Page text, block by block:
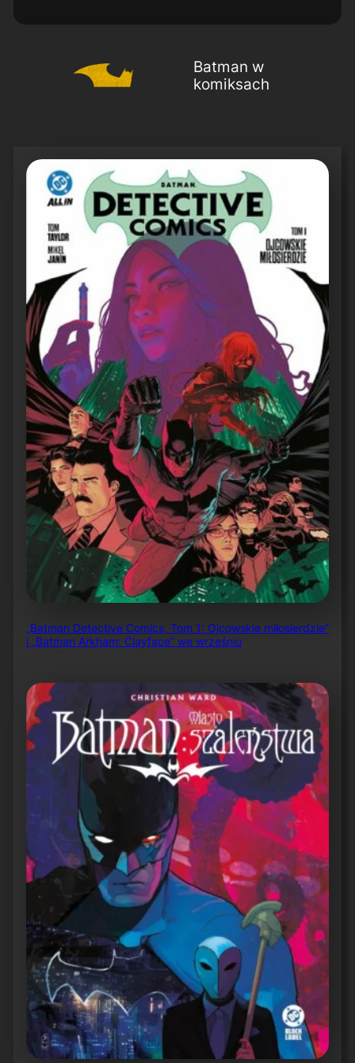
Batman w
komiksach
„Batman Detective Comics, Tom 1: Ojcowskie miłosierdzie”
i „Batman Arkham: Clayface” we wrześniu